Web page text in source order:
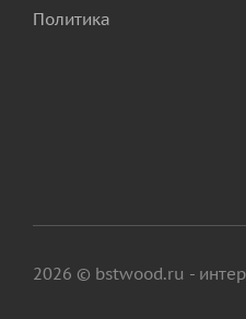
Политика
2026 © bstwood.ru -